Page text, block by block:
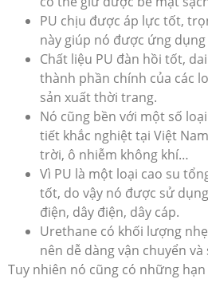
PU chịu được áp lực tốt,
này giúp nó được ứng
Chất liệu PU đàn hồi tốt,
thành phần chính của các
sản xuất thời trang.
Nó cũng bền với một số
tiết khắc nghiệt tại Việt
trời, ô nhiễm không khí…
Vì PU là một loại cao su
tốt, do vậy nó được sử
điện, dây điện, dây cáp.
Urethane có khối lượng
nên dễ dàng vận chuyển
Tuy nhiên nó cũng có những